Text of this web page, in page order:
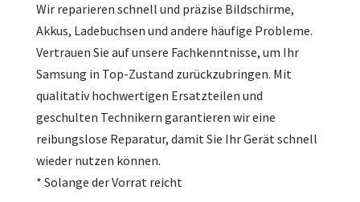
Wir reparieren schnell und präzise Bildschirme,
Akkus, Ladebuchsen und andere häufige Probleme.
Vertrauen Sie auf unsere Fachkenntnisse, um Ihr
Samsung in Top-Zustand zurückzubringen. Mit
qualitativ hochwertigen Ersatzteilen und
geschulten Technikern garantieren wir eine
reibungslose Reparatur, damit Sie Ihr Gerät schnell
wieder nutzen können.
* Solange der Vorrat reicht